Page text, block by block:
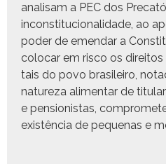
anal­isam a PEC dos
incon­sti­tu­cional­i­dade, ao
poder de emen­dar a
colo­car em risco os
tais do povo brasileiro,
natureza ali­men­tar de
e pen­sion­istas,
existên­cia de peque­nas e